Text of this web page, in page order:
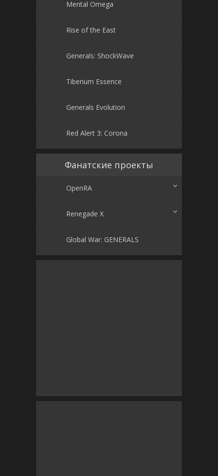
Mental Omega
Rise of the East
Generals: ShockWave
Tiberium Essence
Generals Evolution
Red Alert 3: Corona
Фанатские проекты
OpenRA
Renegade X
Global War: GENERALS